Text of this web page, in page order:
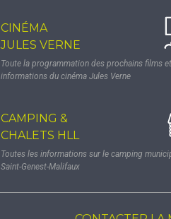
CINÉMA
JULES VERNE
Toute la programmation des prochains films
informations du cinéma Jules Verne
CAMPING &
CHALETS HLL
Toutes les informations sur le camping
Saint-Genest-Malifaux